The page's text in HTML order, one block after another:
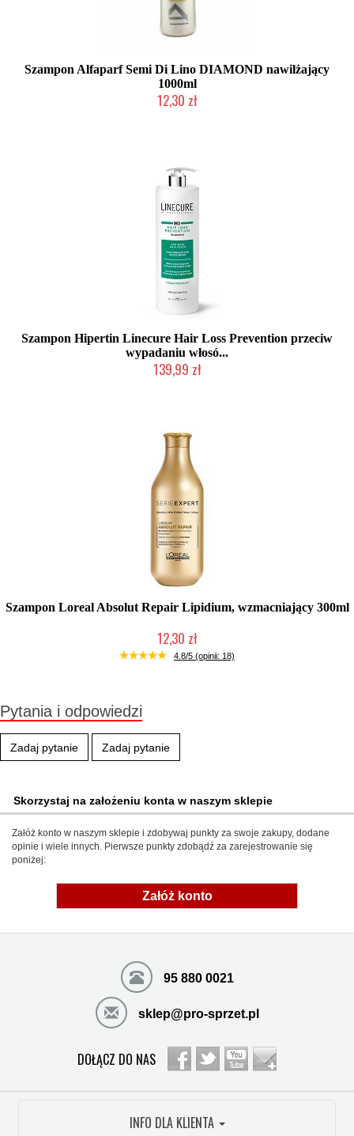
Szampon Alfaparf Semi Di Lino DIAMOND nawilżający
1000ml
12,30 zł
Szampon Hipertin Linecure Hair Loss Prevention przeciw
wypadaniu włosó...
139,99 zł
Szampon Loreal Absolut Repair Lipidium, wzmacniający 300ml
12,30 zł
Produkt wycofany
4.8/5 (opinii: 18)
Pytania i odpowiedzi
Zadaj pytanie Zadaj pytanie
Skorzystaj na założeniu konta w naszym sklepie
Załóż konto w naszym sklepie i zdobywaj punkty za swoje zakupy, dodane
opinie i wiele innych. Pierwsze punkty zdobądź za zarejestrowanie się
poniżej:
Załóż konto
95 880 0021
sklep@pro-sprzet.pl
DOŁĄCZ DO NAS
INFO DLA KLIENTA